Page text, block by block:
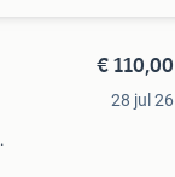
€ 110,00
28 jul 26